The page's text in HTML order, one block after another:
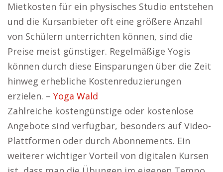
Mietkosten für ein physisches Studio entstehen
und die Kursanbieter oft eine größere Anzahl
von Schülern unterrichten können, sind die
Preise meist günstiger. Regelmäßige Yogis
können durch diese Einsparungen über die Zeit
hinweg erhebliche Kostenreduzierungen
erzielen. – Yoga Wald
Zahlreiche kostengünstige oder kostenlose
Angebote sind verfügbar, besonders auf Video-
Plattformen oder durch Abonnements. Ein
weiterer wichtiger Vorteil von digitalen Kursen